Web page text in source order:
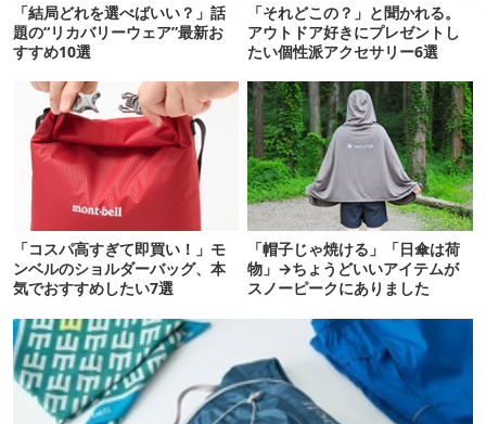
「結局どれを選べばいい？」話
題の“リカバリーウェア”最新お
すすめ10選
「それどこの？」と聞かれる。
アウトドア好きにプレゼントし
たい個性派アクセサリー6選
「コスパ高すぎて即買い！」モ
ンベルのショルダーバッグ、本
気でおすすめしたい7選
「帽子じゃ焼ける」「日傘は荷
物」→ちょうどいいアイテムが
スノーピークにありました